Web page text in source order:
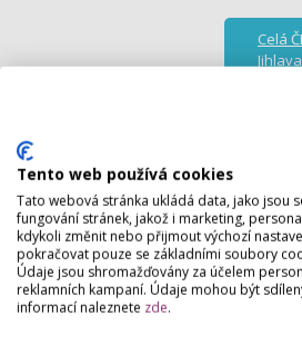
Celá
Jihlava
Partneři
Tento web používá cookies
Tato webová stránka ukládá data, jako jsou
fungování stránek, jakož i marketing,
kdykoli změnit nebo přijmout výchozí
pokračovat pouze se základními soubory
Údaje jsou shromažďovány za účelem
reklamních kampaní. Údaje mohou být
informací naleznete zde.